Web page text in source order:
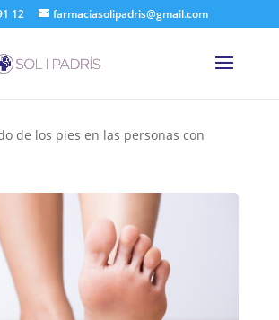
12 farmaciasolipadris@gmail.com
de los pies en las personas con